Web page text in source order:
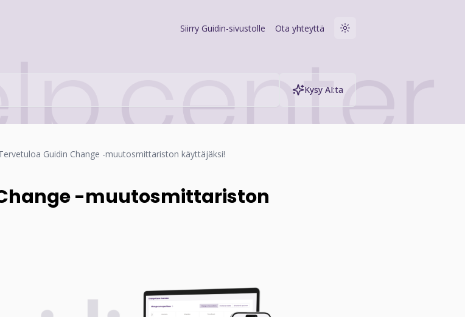
Siirry Guidin-sivustolle Ota yhteyttä
Kysy AI:ta
Guidin Change -muutosmittariston käyttäjäksi!
-muutosmittariston